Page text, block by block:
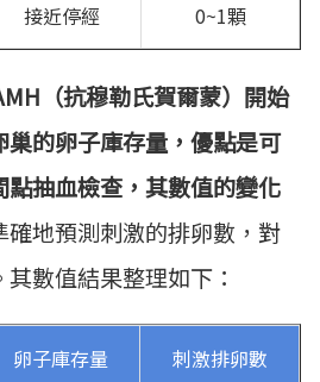
接近停經 0~1顆
（抗穆勒氏賀爾蒙）開始
的卵子庫存量，優點是可
抽血檢查，其數值的變化
確地預測刺激的排卵數，對
數值結果整理如下：
卵子庫存量 刺激排卵數